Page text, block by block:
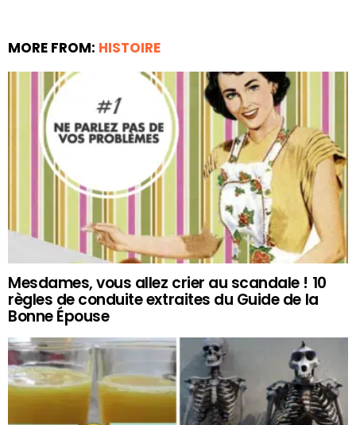
MORE FROM: HISTOIRE
Mesdames, vous allez crier au scandale ! 10
règles de conduite extraites du Guide de la
Bonne Épouse